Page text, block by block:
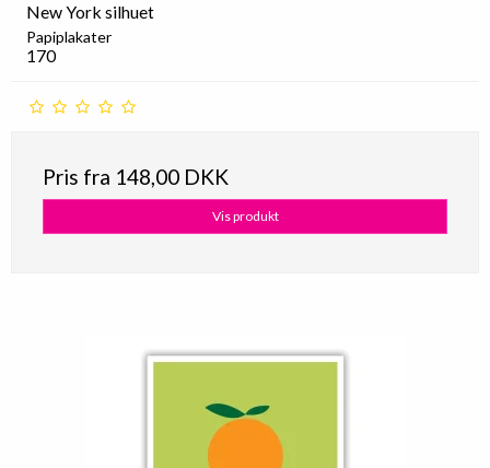
New York silhuet
Papiplakater
170
Pris fra 148,00 DKK
Vis produkt